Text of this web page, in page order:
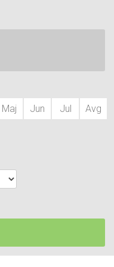
Maj Jun Jul
Avg